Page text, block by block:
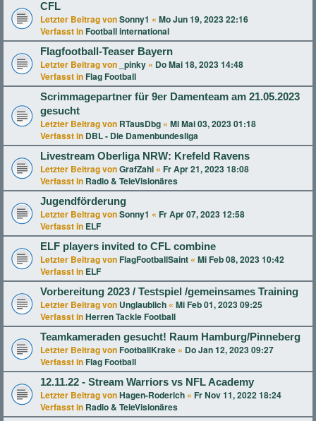
CFL
Letzter Beitrag vonSonny1 « Mo Jun 19, 2023 22:16
Verfasst in Football international
Flagfootball-Teaser Bayern
Letzter Beitrag von _pinky « Do Mai 18, 2023 14:48
Verfasst in Flag Football
Scrimmagepartner für 9er Damenteam am 21.05.2023
gesucht
Letzter Beitrag von RTausDbg « Mi Mai 03, 2023 01:18
Verfasst in DBL - Die Damenbundesliga
Livestream Oberliga NRW: Krefeld Ravens
Letzter Beitrag vonGrafZahl « Fr Apr 21, 2023 18:08
Verfasst in Radio & TeleVisionäres
Jugendförderung
Letzter Beitrag vonSonny1 « Fr Apr 07, 2023 12:58
Verfasst in ELF
ELF players invited to CFL combine
Letzter Beitrag von FlagFootballSaint « Mi Feb 08, 2023 10:42
Verfasst in ELF
Vorbereitung 2023 / Testspiel /gemeinsames Training
Letzter Beitrag von Unglaublich « Mi Feb 01, 2023 09:25
Verfasst inHerren Tackle Football
Teamkameraden gesucht! Raum Hamburg/Pinneberg
Letzter Beitrag von FootballKrake « Do Jan 12, 2023 09:27
Verfasst in Flag Football
12.11.22 - Stream Warriors vs NFL Academy
Letzter Beitrag vonHagen-Roderich « Fr Nov 11, 2022 18:24
Verfasst in Radio & TeleVisionäres